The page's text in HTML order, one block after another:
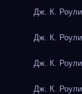
Дж. К.
Дж. К.
Дж. К.
Дж. К.